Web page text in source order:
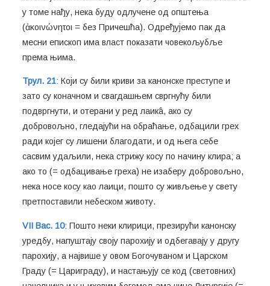
у томе нађу, нека буду одлучене од општења
(ἀκοινώνητοι = без Причешћа). Одређујемо пак да
месни епископ има власт показати човекољубље
према њима.
Трул. 21: Који су били криви за канонске преступе и
зато су коначном и свагдашњем свргнућу били
подвргнути, и отерани у ред лаикâ, ако су
добровољно, гледајући на обраћање, одбацили грех
ради којег су лишени благодати, и од њега себе
сасвим удаљили, нека стрижу косу по начину клира; а
ако то (= одбацивање греха) не изаберу добровољно,
нека носе косу као лаици, пошто су живљење у свету
претпоставили небеском животу.
VII Вас. 10: Пошто неки клирици, презирући канонску
уредбу, напуштају своју парохију и одбегавају у другу
парохију, а највише у овом Богочуваном и Царском
Граду (= Цариграду), и настањују се код (световних)